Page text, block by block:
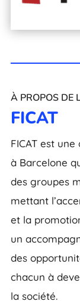
À PROPOS DE
FICAT
FICAT est
à Barcelone
des groupes
mettant
et la
un
des
chacun à
la société.